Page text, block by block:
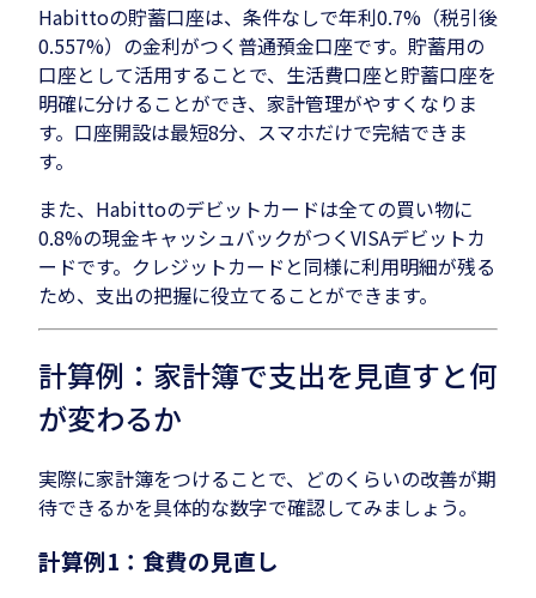
Habittoの貯蓄口座は、条件なしで年利0.7%（税引後
0.557%）の金利がつく普通預金口座です。貯蓄用の
口座として活用することで、生活費口座と貯蓄口座を
明確に分けることができ、家計管理がやすくなりま
す。口座開設は最短8分、スマホだけで完結できま
す。
また、Habittoのデビットカードは全ての買い物に
0.8%の現金キャッシュバックがつくVISAデビットカ
ードです。クレジットカードと同様に利用明細が残る
ため、支出の把握に役立てることができます。
計算例：家計簿で支出を見直すと何
が変わるか
実際に家計簿をつけることで、どのくらいの改善が期
待できるかを具体的な数字で確認してみましょう。
計算例1：食費の見直し